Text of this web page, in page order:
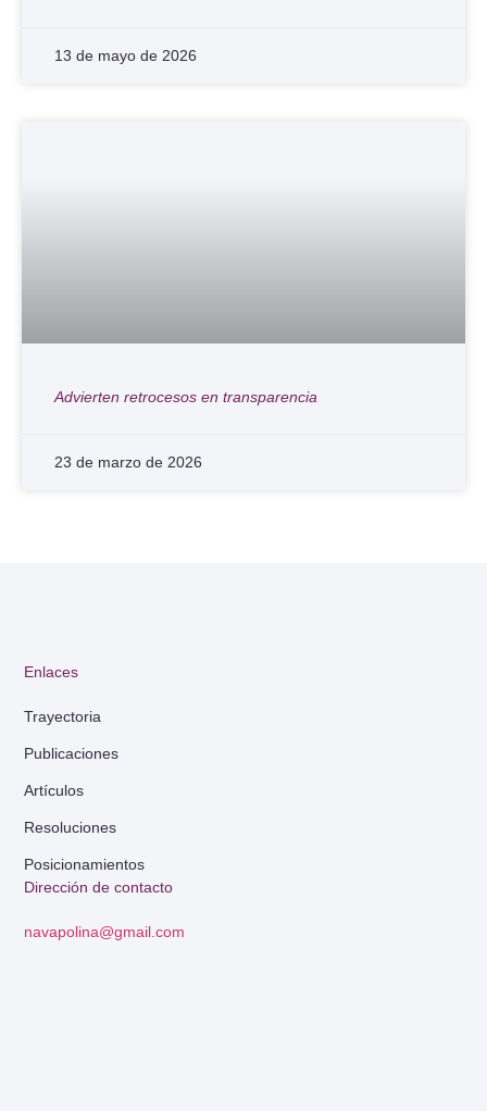
13 de mayo de 2026
Advierten retrocesos en transparencia
23 de marzo de 2026
Dirección de contacto
navapolina@gmail.com
Enlaces
Trayectoria
Publicaciones
Artículos
Resoluciones
Posicionamientos